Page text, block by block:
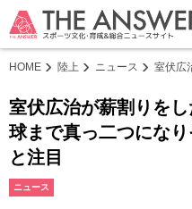
HOME 陸上 ニュース 室伏広
室伏広治が薪割りを
球まで真っ二つになり
と注目
ニュース